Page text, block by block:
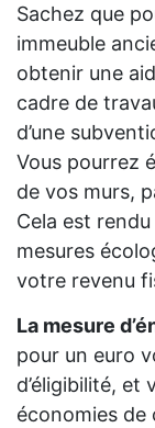
Sachez que
immeuble
obtenir une
cadre de
d’une
Vous pourrez
de vos murs,
Cela est
mesures
votre revenu
La mesure
pour un euro
d’éligibilité, et
économies de